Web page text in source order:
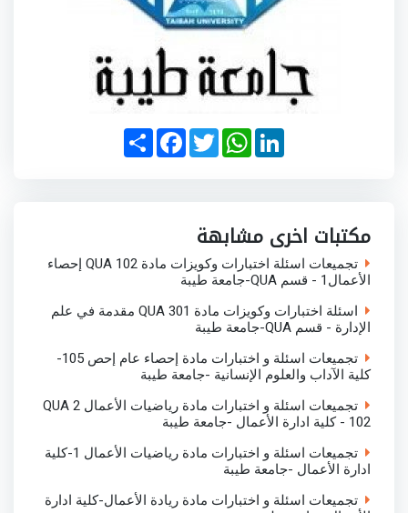
S
h
a
F
a
c
T
w
i
W
h
a
p
p
L
i
n
n
مكتبات اخرى مشابهة
تجميعات اسئلة اختبارات وكويزات مادة QUA 102 إحصاء
الأعمال1 - قسم QUA-جامعة طيبة
اسئلة اختبارات وكويزات مادة QUA 301 مقدمة في علم
الإدارة - قسم QUA-جامعة طيبة
تجميعات اسئلة و اختبارات مادة إحصاء عام إحص 105-
كلية الآداب والعلوم الإنسانية -جامعة طيبة
تجميعات اسئلة و اختبارات مادة رياضيات الأعمال 2 QUA
102 - كلية ادارة الأعمال -جامعة طيبة
تجميعات اسئلة و اختبارات مادة رياضيات الأعمال 1-كلية
ادارة الأعمال -جامعة طيبة
تجميعات اسئلة و اختبارات مادة ريادة الأعمال-كلية ادارة